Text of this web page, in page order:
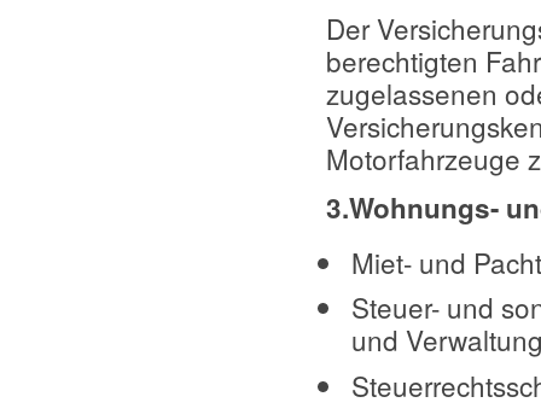
Der
berechtigten
zugelassenen
Motorfahrzeuge
3.Wohnungs-
Miet- und
Steuer- und
und